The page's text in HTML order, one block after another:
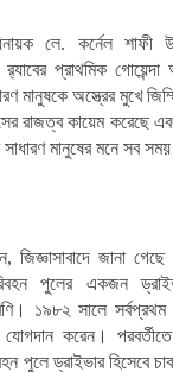
লে. কর্নেল শাফী
প্রাথমিক গোয়েন্দা
মানুষকে অস্ত্রের মুখে
রাজত্ব কায়েম করেছে
মানুষের মনে সব
জিজ্ঞাসাবাদে জানা গেছে
পুলের একজন
১৯৮২ সালে সর্বপ্রথম
যোগদান করেন।
পুলে ড্রাইভার হিসেবে